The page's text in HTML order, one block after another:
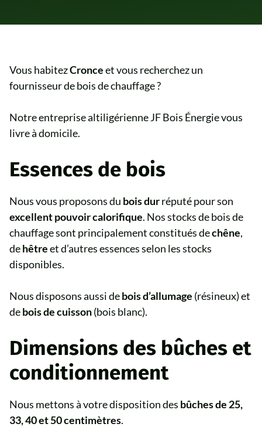
Vous habitezCronceet vous recherchez un
fournisseur de bois de chauffage ?
Notre entreprise altiligérienne JF Bois Énergie vous
livre à domicile.
Essences de bois
Nous vous proposons du bois durréputé pour son
excellent pouvoir calorifique. Nos stocks de bois de
chauffage sont principalement constitués dechêne,
dehêtreet d’autres essences selon les stocks
disponibles.
Nous disposons aussi debois d’allumage (résineux) et
debois de cuisson(bois blanc).
Dimensions des bûches et
conditionnement
Nous mettons à votre disposition des bûches de 25,
33, 40 et 50 centimètres.